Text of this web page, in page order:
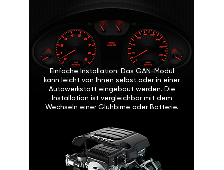
VORTEILE DES CHIP-
TUNINGS
Einfache Installation: Das GAN-
Modul kann leicht von Ihnen selbst
oder in einer Autowerkstatt